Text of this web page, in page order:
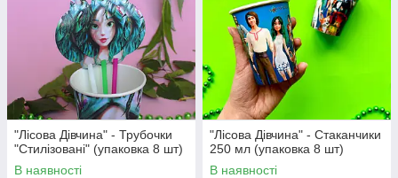
"Лісова Дівчина" - Трубочки
"Стилізовані" (упаковка 8 шт)
В наявності
"Лісова Дівчина" - Стаканчики
250 мл (упаковка 8 шт)
В наявності